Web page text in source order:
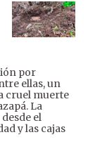
por
ellas, un
cruel muerte
La
el
y las cajas